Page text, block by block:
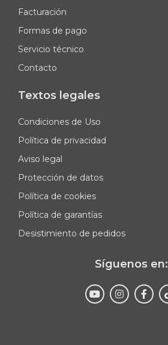
Facturación
Formas de pago
Servicio técnico
Contacto
Textos legales
Condiciones de Uso
Política de privacidad
Aviso legal
Protección de datos
Política de cookies
Política de garantías
Desistimiento de pedidos
Síguenos en: